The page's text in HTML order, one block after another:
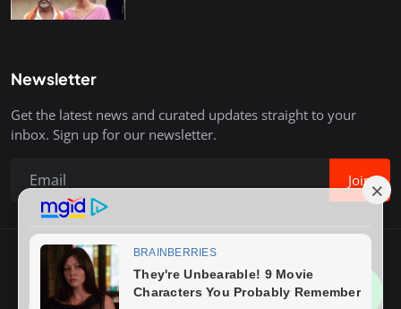
Newsletter
Get the latest news and curated updates straight to your
inbox. Sign up for our newsletter.
Join
Copyright © 2020-26 Surag Bureau. All Rights Reserved.